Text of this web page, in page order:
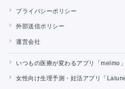
プライバシーポリシー
外部送信ポリシー
運営会社
いつもの医療が変わるアプリ「melmo」
女性向け生理予測・妊活アプリ「